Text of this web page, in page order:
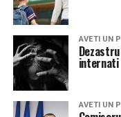
AVETI UN
AVETI UN